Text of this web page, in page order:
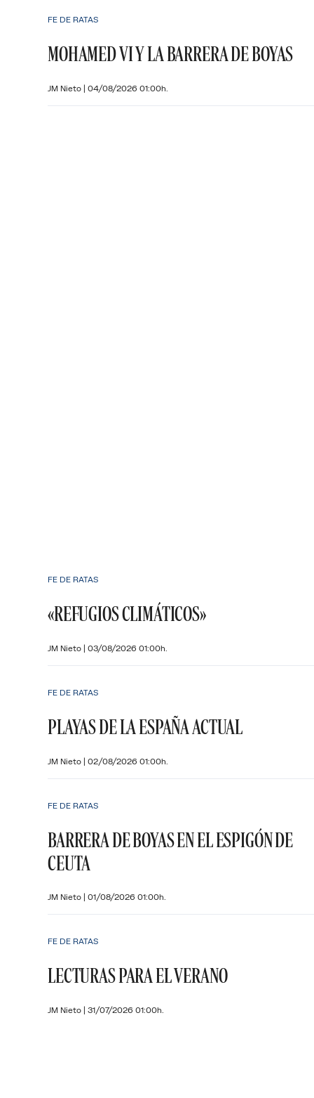
FE DE RATAS
MOHAMED VI Y LA BARRERA DE BOYAS
JM Nieto | 04/08/2026 01:00h.
FE DE RATAS
«REFUGIOS CLIMÁTICOS»
JM Nieto | 03/08/2026 01:00h.
FE DE RATAS
PLAYAS DE LA ESPAÑA ACTUAL
JM Nieto | 02/08/2026 01:00h.
FE DE RATAS
BARRERA DE BOYAS EN EL ESPIGÓN DE
CEUTA
JM Nieto | 01/08/2026 01:00h.
FE DE RATAS
LECTURAS PARA EL VERANO
JM Nieto | 31/07/2026 01:00h.